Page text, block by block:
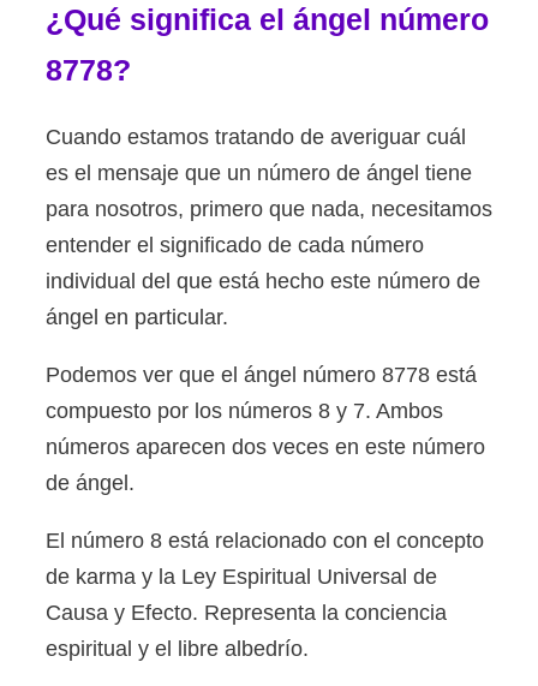
¿Qué significa el ángel número
8778?
Cuando estamos tratando de averiguar cuál
es el mensaje que un número de ángel tiene
para nosotros, primero que nada, necesitamos
entender el significado de cada número
individual del que está hecho este número de
ángel en particular.
Podemos ver que el ángel número 8778 está
compuesto por los números 8 y 7. Ambos
números aparecen dos veces en este número
de ángel.
El número 8 está relacionado con el concepto
de karma y la Ley Espiritual Universal de
Causa y Efecto. Representa la conciencia
espiritual y el libre albedrío.